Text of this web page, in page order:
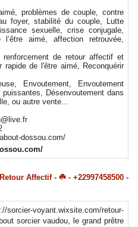
problèmes de couple, contre
foyer, stabilité du couple, Lutte
sexuelle, crise conjugale,
aimé, affection retrouvée,
de retour affectif et
de l'être aimé, Reconquérir
Envoutement, Envoutement
Désenvoutement dans
ou autre vente…
dossou.com/
Affectif - ☘️ - +22997458500 -
voyant.wixsite.com/retour-
sorcier vaudou, le grand prêtre